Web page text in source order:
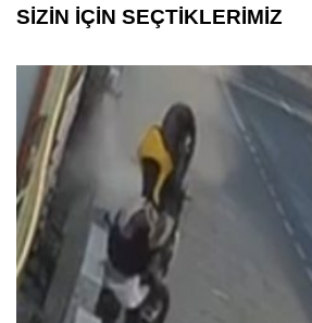
SİZİN İÇİN SEÇTİKLERİMİZ